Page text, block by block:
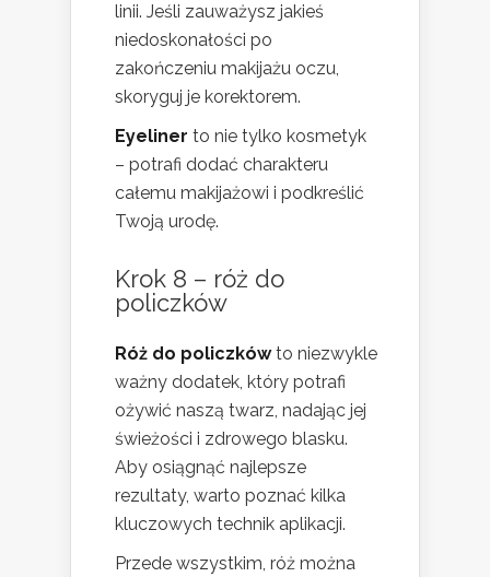
linii. Jeśli zauważysz jakieś
niedoskonałości po
zakończeniu makijażu oczu,
skoryguj je korektorem.
Eyeliner to nie tylko kosmetyk
– potrafi dodać charakteru
całemu makijażowi i podkreślić
Twoją urodę.
Krok 8 – róż do
policzków
Róż do policzkówto niezwykle
ważny dodatek, który potrafi
ożywić naszą twarz, nadając jej
świeżości i zdrowego blasku.
Aby osiągnąć najlepsze
rezultaty, warto poznać kilka
kluczowych technik aplikacji.
Przede wszystkim, róż można